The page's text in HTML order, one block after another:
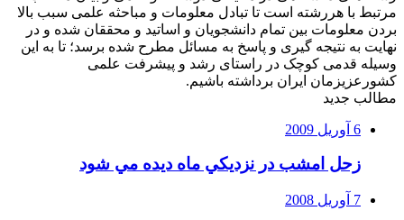
مرتبط با هررشته است تا تبادل معلومات و مباحثه علمی سبب بالا
بردن معلومات بین تمام دانشجویان و اساتید و محققان شده و در
نهایت به نتیجه گیری و پاسخ به مسائل مطرح شده برسد؛ تا به این
وسیله قدمی کوچک در راستای رشد و پیشرفت علمی
کشورعزیزمان ایران برداشته باشیم.
مطالب جدید
6 آوریل 2009
زحل امشب در نزديكي ماه ديده مي شود
7 آوریل 2008